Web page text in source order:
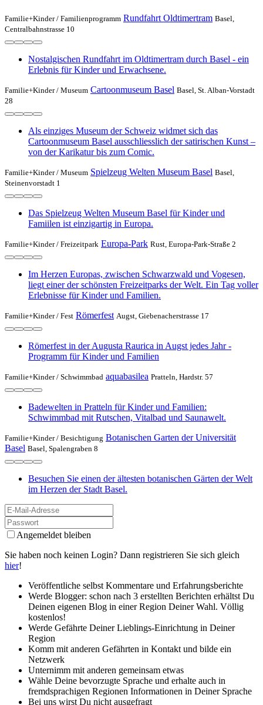
Familie+Kinder / Familienprogramm Rundfahrt Oldtimertram Basel,
Centralbahnstrasse 10
Nostalgischen Rundfahrt im Oldtimertram durch Basel - ein
Erlebnis für Kinder und Erwachsene.
Familie+Kinder / Museum Cartoonmuseum Basel Basel, St. Alban-Vorstadt
28
Als einziges Museum der Schweiz widmet sich das
Cartoonmuseum Basel ausschliesslich der satirischen Kunst –
von der Karikatur bis zum Comic.
Familie+Kinder / Museum Spielzeug Welten Museum Basel Basel,
Steinenvorstadt 1
Das Spielzeug Welten Museum Basel für Kinder und
Famiilen ist einzigartig in Europa.
Familie+Kinder / Freizeitpark Europa-Park Rust, Europa-Park-Straße 2
Im Herzen Europas, zwischen Schwarzwald und Vogesen,
liegt einer der schönsten Freizeitparks der Welt. Ein Tag voller
Erlebnisse für Kinder und Familien.
Familie+Kinder / Fest Römerfest Augst, Giebenacherstrasse 17
Römerfest in der Augusta Raurica in Augst jedes Jahr -
Programm für Kinder und Familien
Familie+Kinder / Schwimmbad aquabasilea Pratteln, Hardstr. 57
Badewelten in Pratteln für Kinder und Familien:
Schwimmbad mit Rutschen, Vitalbad und Saunawelt.
Familie+Kinder / Besichtigung Botanischen Garten der Universität
Basel Basel, Spalengraben 8
Besuchen Sie einen der ältesten botanischen Gärten der Welt
im Herzen der Stadt Basel.
Angemeldet bleiben
Sie haben noch keinen Login? Dann registrieren Sie sich gleich
hier!
Veröffentliche selbst Kommentare und Erfahrungsberichte
Werde Blogger: schon nach 3 erstellten Berichten erhältst Du
Deinen eigenen Blog in einer Region Deiner Wahl. Völlig
kostenlos!
Werde Gefährte Deiner Lieblings-Einrichtung in Deiner
Region
Komm mit anderen Gefährten in Kontakt und bilde ein
Netzwerk
Unternimm mit anderen gemeinsam etwas
Wähle Deine bevorzugte Sprache und erhalte auch in
fremdsprachigen Regionen Informationen in Deiner Sprache
Bei uns wirst Du nicht ausgefragt